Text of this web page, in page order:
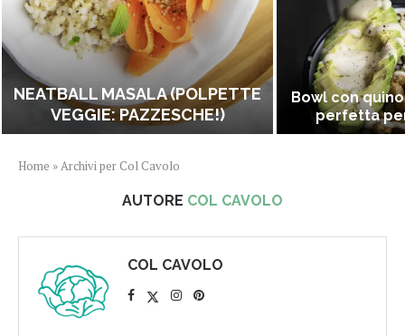
NEATBALL MASALA (POLPETTE
VEGGIE: PAZZESCHE!)
Bowl con
perfetta
Home »Archivi per Col Cavolo
AUTORE COL CAVOLO
COL CAVOLO